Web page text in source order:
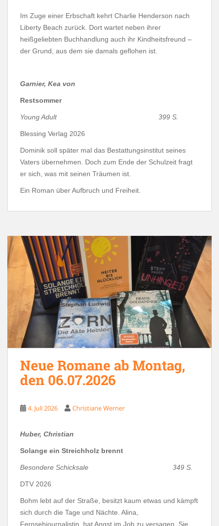
Im Zuge einer Erbschaft kehrt Charlie Henderson nach
Liberty Beach zurück. Dort wartet neben ihrer
heißgeliebten Buchhandlung auch ihr Kindheitsfreund –
der Grund, aus dem sie damals geflohen ist.
Garnier, Kea von
Restsommer
Young Adult 399 S.
Blessing Verlag 2026
Dominik soll später mal das Bestattungsinstitut seines
Vaters übernehmen. Doch zum Ende der Schulzeit fragt
er sich, was mit seinen Träumen ist.
Ein Roman über Aufbruch und Freiheit.
Neue Romane ab Montag,
den 06.07.2026
4. Juli 2026 Christiane Werner
Huber, Christian
Solange ein Streichholz brennt
Besondere Schicksale 349 S.
DTV 2026
Bohm lebt auf der Straße, besitzt kaum etwas und kämpft
sich durch die Tage und Nächte. Alina,
Fernsehjournalistin, hat Angst im Job zu versagen. Sie